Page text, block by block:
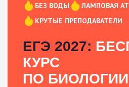
БЕЗ ВОДЫ
ЛАМПОВАЯ
КРУТЫЕ ПРЕПОДАВАТЕЛИ
ЕГЭ 2027:
КУРС
ПО БИОЛОГИИ